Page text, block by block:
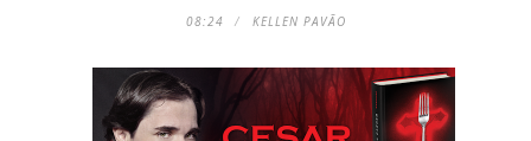
08:24 KELLEN PAVÃO